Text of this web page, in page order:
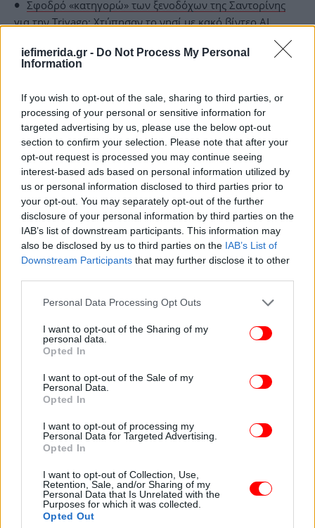
iefimerida.gr - Do Not Process My Personal
Information
If you wish to opt-out of the sale, sharing to third parties, or
processing of your personal or sensitive information for
targeted advertising by us, please use the below opt-out
section to confirm your selection. Please note that after your
opt-out request is processed you may continue seeing
interest-based ads based on personal information utilized by
us or personal information disclosed to third parties prior to
your opt-out. You may separately opt-out of the further
disclosure of your personal information by third parties on the
IAB’s list of downstream participants. This information may
also be disclosed by us to third parties on the IAB’s List of
Downstream Participants that may further disclose it to other
Please note that this website/app uses one or more Google
not limited to your visit or usage behaviour. You may click to
grant or deny consent to Google and its third-party tags to
use your data for below specified purposes in below Google
consent section.
Personal Data Processing Opt Outs
I want to opt-out of the Sharing of my
personal data.
Opted In
I want to opt-out of the Sale of my
Personal Data.
Opted In
I want to opt-out of processing my
Personal Data for Targeted Advertising.
Opted In
I want to opt-out of Collection, Use,
Retention, Sale, and/or Sharing of my
Personal Data that Is Unrelated with the
Purposes for which it was collected.
Opted Out
Σφοδρό «κατηγορώ» των ξενοδόχων της Σαντορίνης
για την Trivago: Χτύπησαν το νησί με κακό βίντεο AI
ΠΕΡΙΣΣΟΤΕΡΑ ΒΙΝΤΕΟ
πρώτοι όλες τις ειδήσεις
Δείτε όλες τις τελευταίεςΕιδήσειςαπό την Ελλάδα και τον Κόσμο,